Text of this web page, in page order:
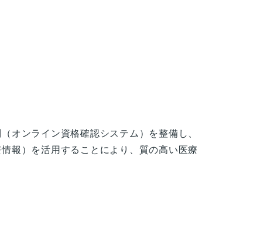
オンライン資格確認システム）を整備し、
報）を活用することにより、質の高い医療